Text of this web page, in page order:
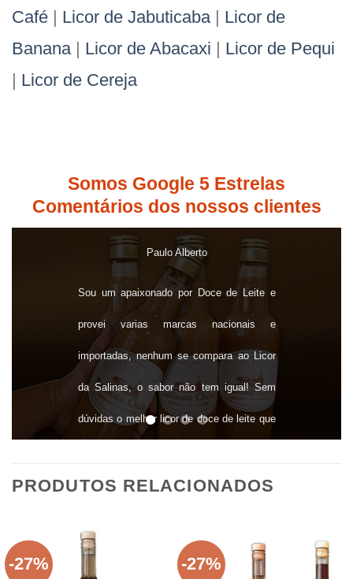
Café | Licor de Jabuticaba | Licor de
Banana | Licor de Abacaxi | Licor de Pequi
| Licor de Cereja
Somos Google 5 Estrelas
Comentários dos nossos clientes
Paulo Alberto
Sou um apaixonado por Doce de Leite e
provei varias marcas nacionais e
importadas, nenhum se compara ao Licor
da Salinas, o sabor não tem igual! Sem
dúvidas o melhor licor de doce de leite que
Rafaela Martim
É muitooooo gostosoooo e viciante 😍
Meu marido e eu temos sempre em casa!
Daniel Paollo
O Licor Salinas é uma bebida Fod@@ é
uma sobremesa e ainda tomo como drink,
dá vontade tomar a garrafa toda de uma só
vez!
Andressa
O licor da Salinas Ouro faz parte da
historia da minha família seja festas de fim
de ano ou comemoração de aniversario ele
marca presença!!!
PRODUTOS RELACIONADOS
-27% -27%